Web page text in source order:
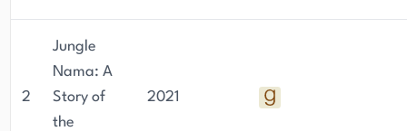
2
Jungle
Nama: A
Story of
the
2021